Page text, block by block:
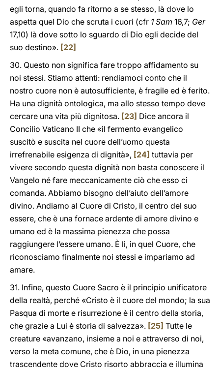
egli torna, quando fa ritorno a se stesso, là dove lo
aspetta quel Dio che scruta i cuori (cfr 1 Sam 16,7; Ger
17,10) là dove sotto lo sguardo di Dio egli decide del
suo destino». [22]
30. Questo non significa fare troppo affidamento su
noi stessi. Stiamo attenti: rendiamoci conto che il
nostro cuore non è autosufficiente, è fragile ed è ferito.
Ha una dignità ontologica, ma allo stesso tempo deve
cercare una vita più dignitosa. [23] Dice ancora il
Concilio Vaticano II che «il fermento evangelico
suscitò e suscita nel cuore dell’uomo questa
irrefrenabile esigenza di dignità», [24] tuttavia per
vivere secondo questa dignità non basta conoscere il
Vangelo né fare meccanicamente ciò che esso ci
comanda. Abbiamo bisogno dell’aiuto dell’amore
divino. Andiamo al Cuore di Cristo, il centro del suo
essere, che è una fornace ardente di amore divino e
umano ed è la massima pienezza che possa
raggiungere l’essere umano. È lì, in quel Cuore, che
riconosciamo finalmente noi stessi e impariamo ad
amare.
31. Infine, questo Cuore Sacro è il principio unificatore
della realtà, perché «Cristo è il cuore del mondo; la sua
Pasqua di morte e risurrezione è il centro della storia,
che grazie a Lui è storia di salvezza». [25] Tutte le
creature «avanzano, insieme a noi e attraverso di noi,
verso la meta comune, che è Dio, in una pienezza
trascendente dove Cristo risorto abbraccia e illumina